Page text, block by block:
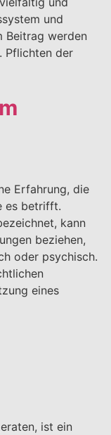
und
Beitrag werden
Pflichten der
Erfahrung, die
es betrifft.
kann
beziehen,
oder psychisch.
eines
ist ein